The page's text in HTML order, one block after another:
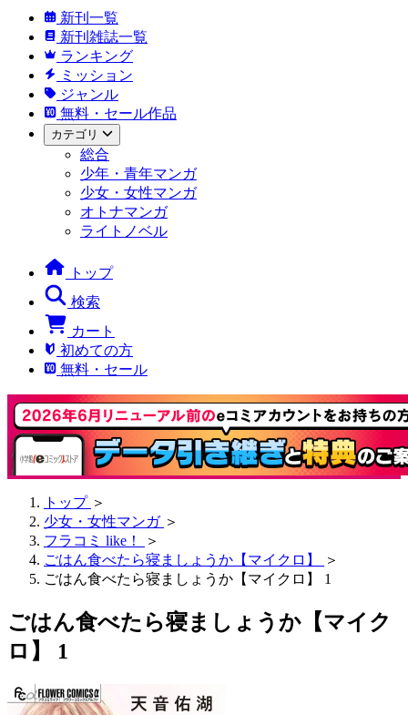
新刊一覧
新刊雑誌一覧
ランキング
ミッション
ジャンル
無料・セール作品
カテゴリ
総合
少年・青年マンガ
少女・女性マンガ
オトナマンガ
ライトノベル
トップ
検索
カート
初めての方
無料・セール
トップ ＞
少女・女性マンガ ＞
フラコミ like！
＞
ごはん食べたら寝ましょうか【マイクロ】
＞
ごはん食べたら寝ましょうか【マイクロ】 1
ごはん食べたら寝ましょうか【マイク
ロ】 1